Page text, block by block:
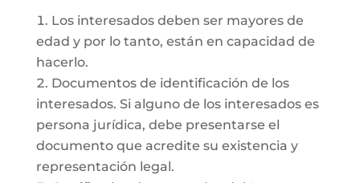
Los interesados deben ser mayores de
edad y por lo tanto, están en capacidad de
hacerlo.
Documentos de identificación de los
interesados. Si alguno de los interesados es
persona jurídica, debe presentarse el
documento que acredite su existencia y
representación legal.